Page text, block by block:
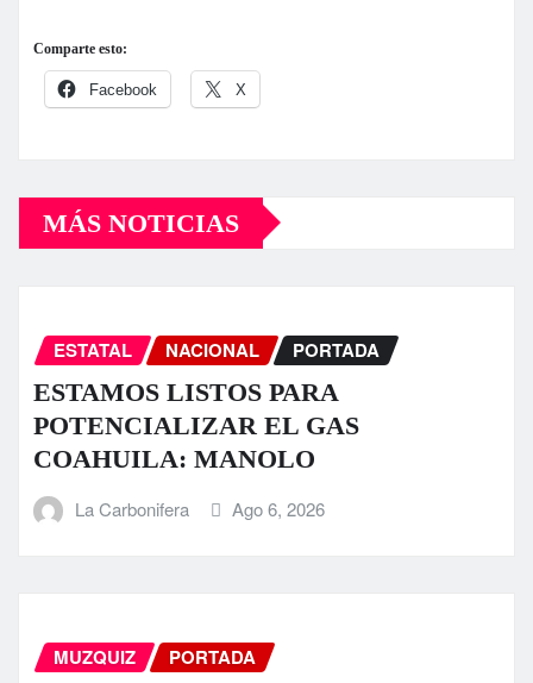
Comparte esto:
Facebook X
MÁS NOTICIAS
ESTATAL NACIONAL PORTADA
ESTAMOS LISTOS PARA
POTENCIALIZAR EL GAS
COAHUILA: MANOLO
La Carbonifera Ago 6, 2026
MUZQUIZ PORTADA